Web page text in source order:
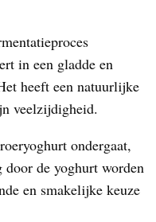
in een gladde en
heeft een natuurlijke
veelzijdigheid.
ondergaat,
de yoghurt worden
en smakelijke keuze